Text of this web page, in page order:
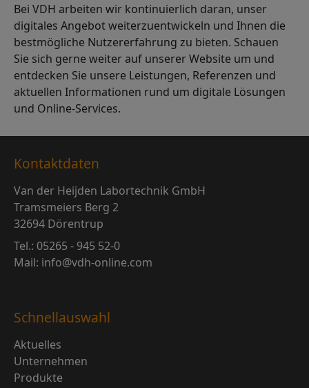
Bei VDH arbeiten wir kontinuierlich daran, unser
digitales Angebot weiterzuentwickeln und Ihnen die
bestmögliche Nutzererfahrung zu bieten. Schauen
Sie sich gerne weiter auf unserer Website um und
entdecken Sie unsere Leistungen, Referenzen und
aktuellen Informationen rund um digitale Lösungen
und Online-Services.
Kontaktdaten
Van der Heijden Labortechnik GmbH
Tramsmeiers Berg 2
32694 Dörentrup
Tel.: 05265 - 945 52-0
Mail: info@vdh-online.com
Schnellauswahl
Aktuelles
Unternehmen
Produkte